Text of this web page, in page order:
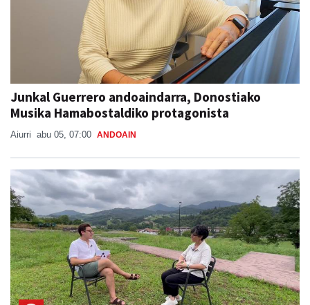
Junkal Guerrero andoaindarra, Donostiako
Musika Hamabostaldiko protagonista
Aiurri abu 05, 07:00 ANDOAIN